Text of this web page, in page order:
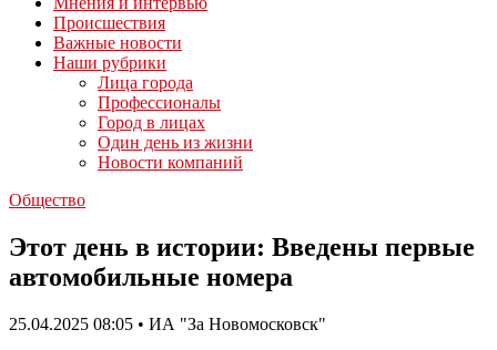
Происшествия
Важные новости
Наши рубрики
Лица города
Профессионалы
Город в лицах
Один день из жизни
Новости компаний
Общество
Этот день в истории: Введены первые
автомобильные номера
25.04.2025 08:05 • ИА "За Новомосковск"